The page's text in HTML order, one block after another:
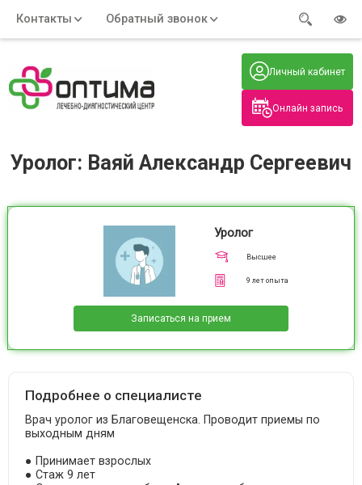
Онлайн запись
Личный кабинет
Контакты
Обратный звонок
Адрес:
Часы работы: Телефон:
+7 (914) 579-77-99
Нажмите на номер, чтобы
позвонить
Уролог: Ваяй Александр Сергеевич
Уролог
Высшее
9 лет опыта
Записаться на прием
Подробнее о специалисте
Врач уролог из Благовещенска. Проводит приемы по
выходным дням
● Принимает взрослых
● Стаж 9 лет